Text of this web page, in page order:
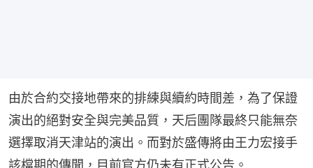
由於合約交接地帶來的排練與續約時間差，為了保證
演出的絕對安全與完美品質，天后團隊最終只能無奈
選擇取消天津站的演出。而對於盛傳將由王力宏接手